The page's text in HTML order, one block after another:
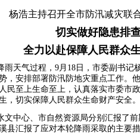
杨浩主持召开全市防汛减灾联
切实做好隐患排
全力以赴保障人民群众
雨天气过程，9月18日，市委副书记
，安排部署防汛防地灾重点工作。
民至上生命至上，认真落实市委市
，切实保障人民群众生命财产安全。
文中心、市自然资源局分别汇报了
县汇报了应对本轮降雨采取的主要措